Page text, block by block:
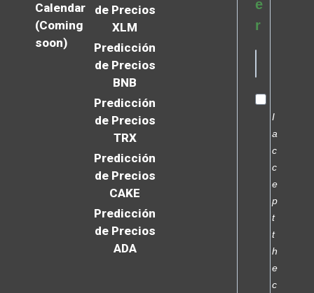
Calendar
(Coming
soon)
de Precios
XLM
Predicción
de Precios
BNB
Predicción
de Precios
TRX
Predicción
de Precios
CAKE
Predicción
de Precios
ADA
e
r
I
a
c
c
e
p
t
t
h
e
c